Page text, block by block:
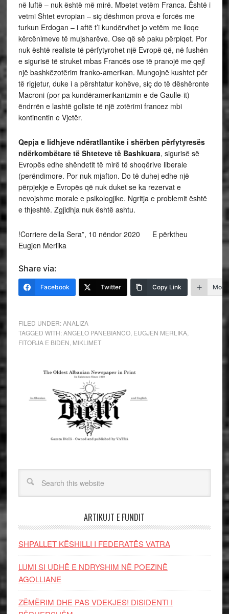
në luftë – nuk është më mirë. Mbetet vetëm Franca. Është i
vetmi Shtet evropian – siç dëshmon prova e forcës me
turkun Erdogan – i aftë t’i kundërvihet jo vetëm me lloqe
kërcënimeve të mujsharëve. Ose që së paku përpiqet. Por
nuk është realiste të përfytyrohet një Evropë që, në fushën
e sigurisë të struket mbas Francës ose të pranojë me qejf
një bashkëzotërim franko-amerikan. Mungojnë kushtet për
të rigjetur, duke i a përshtatur kohëve, siç do të dëshëronte
Macroni (por pa kundëramerikanizmin e de Gaulle-it)
ëndrrën e lashtë goliste të një zotërimi francez mbi
kontinentin e Vjetër.
Qepja e lidhjeve ndëratllantike i shërben përfytyresës
ndërkombëtare të Shteteve të Bashkuara, sigurisë së
Evropës edhe shëndetit të mirë të shoqërive liberale
(perëndimore. Por nuk mjafton. Do të duhej edhe një
përpjekje e Evropës që nuk duket se ka rezervat e
nevojshme morale e psikologjike. Ngritja e problemit është
e thjeshtë. Zgjidhja nuk është ashtu.
!Corriere della Sera”, 10 nëndor 2020 E përktheu
Eugjen Merlika
Share via:
Facebook Twitter Copy Link More
FILED UNDER:ANALIZA
TAGGED WITH:ANGELO PANEBIANCO, EUGJEN MERLIKA,
FITORJA E BIDEN MIKLIMET
ARTIKUJT E FUNDIT
SHPALLET KËSHILLI I FEDERATËS VATRA
LUMI SI UDHË E NDRYSHIM NË POEZINË
AGOLLIANE
ZËMËRIM DHE PAS VDEKJES! DISIDENTI I